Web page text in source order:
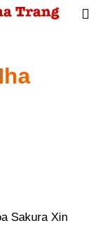
Sakura Xin